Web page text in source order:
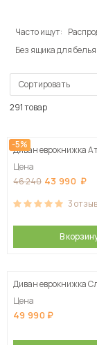
Часто ищут:
Без ящика для белья
Сортировать
Сначала
291 товар
-5%
Диван еврокнижка
Цена
46 240 43 990
3
В
Диван еврокнижка
Цена
49 990